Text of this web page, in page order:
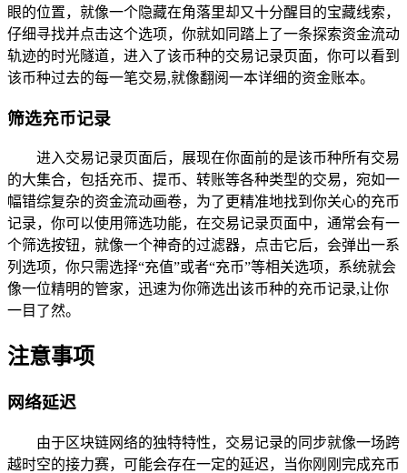
眼的位置，就像一个隐藏在角落里却又十分醒目的宝藏线索，
仔细寻找并点击这个选项，你就如同踏上了一条探索资金流动
轨迹的时光隧道，进入了该币种的交易记录页面，你可以看到
该币种过去的每一笔交易,就像翻阅一本详细的资金账本。
筛选充币记录
进入交易记录页面后，展现在你面前的是该币种所有交易
的大集合，包括充币、提币、转账等各种类型的交易，宛如一
幅错综复杂的资金流动画卷，为了更精准地找到你关心的充币
记录，你可以使用筛选功能，在交易记录页面中，通常会有一
个筛选按钮，就像一个神奇的过滤器，点击它后，会弹出一系
列选项，你只需选择“充值”或者“充币”等相关选项，系统就会
像一位精明的管家，迅速为你筛选出该币种的充币记录,让你
一目了然。
注意事项
网络延迟
由于区块链网络的独特特性，交易记录的同步就像一场跨
越时空的接力赛，可能会存在一定的延迟，当你刚刚完成充币